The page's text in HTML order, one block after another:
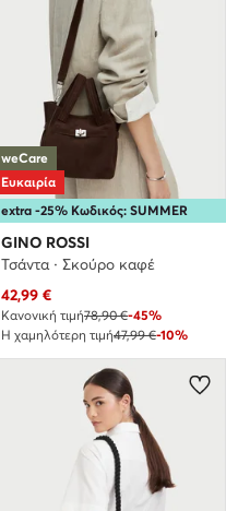
extra -25% Κωδικός: SUMMER
weCare
Ευκαιρία
GINO ROSSI
Τσάντα · Σκούρο καφέ
Τρέχουσα τιμή
42,99 €
Κανονική τιμή78,90 €-45%
Η χαμηλότερη τιμή47,99 €-10%